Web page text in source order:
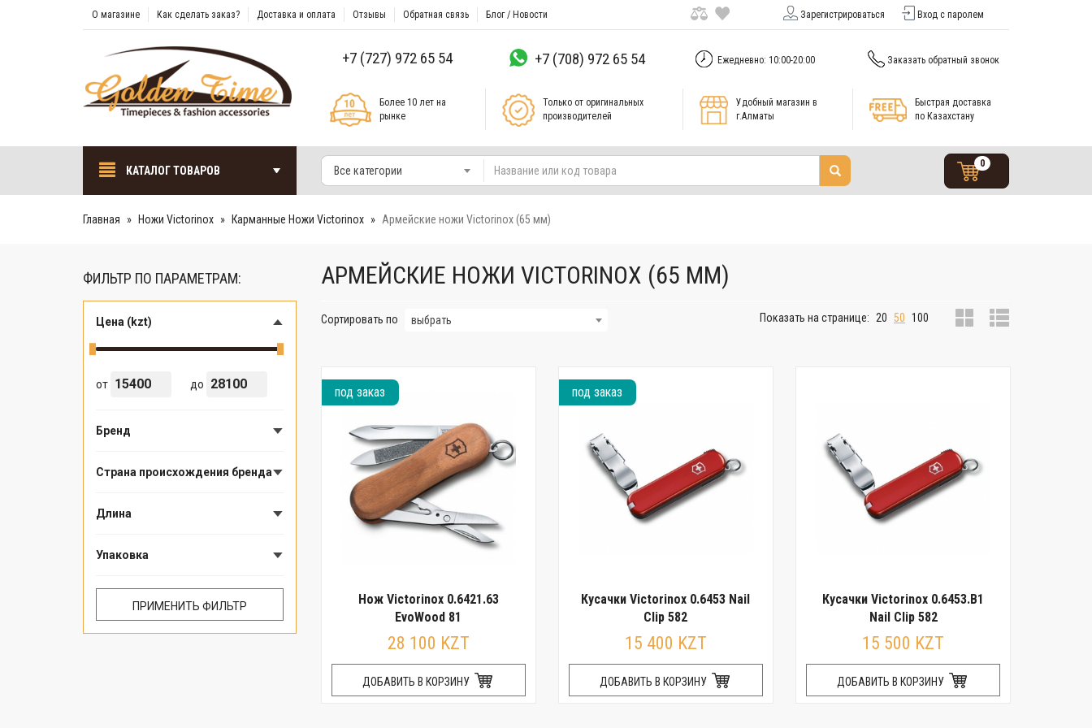
О магазине Как сделать заказ? Доставка и оплата Отзывы Обратная связь Блог / Новости Зарегистрироваться Вход с паролем
+7 (727) 972 65 54 +7 (708) 972 65 54 Ежедневно: 10:00-20:00 Заказать обратный звонок
Более 10 лет на
рынке
Только от оригинальных
производителей
Удобный магазин в
г.Алматы
Быстрая доставка
по Казахстану
КАТАЛОГ ТОВАРОВ Все категории
0
Главная Ножи Victorinox Карманные Ножи Victorinox Армейские ножи Victorinox (65 мм)
ФИЛЬТР ПО ПАРАМЕТРАМ:
Цена (kzt)
от до
Бренд
Страна происхождения бренда
Длина
Упаковка
АРМЕЙСКИЕ НОЖИ VICTORINOX (65 ММ)
Сортировать по выбрать Показать на странице: 20 50 100
под заказ
Нож Victorinox 0.6421.63
EvoWood 81
28 100 KZT
ДОБАВИТЬ В КОРЗИНУ
под заказ
Кусачки Victorinox 0.6453 Nail
Clip 582
15 400 KZT
ДОБАВИТЬ В КОРЗИНУ
Кусачки Victorinox 0.6453.B1
Nail Clip 582
15 500 KZT
ДОБАВИТЬ В КОРЗИНУ